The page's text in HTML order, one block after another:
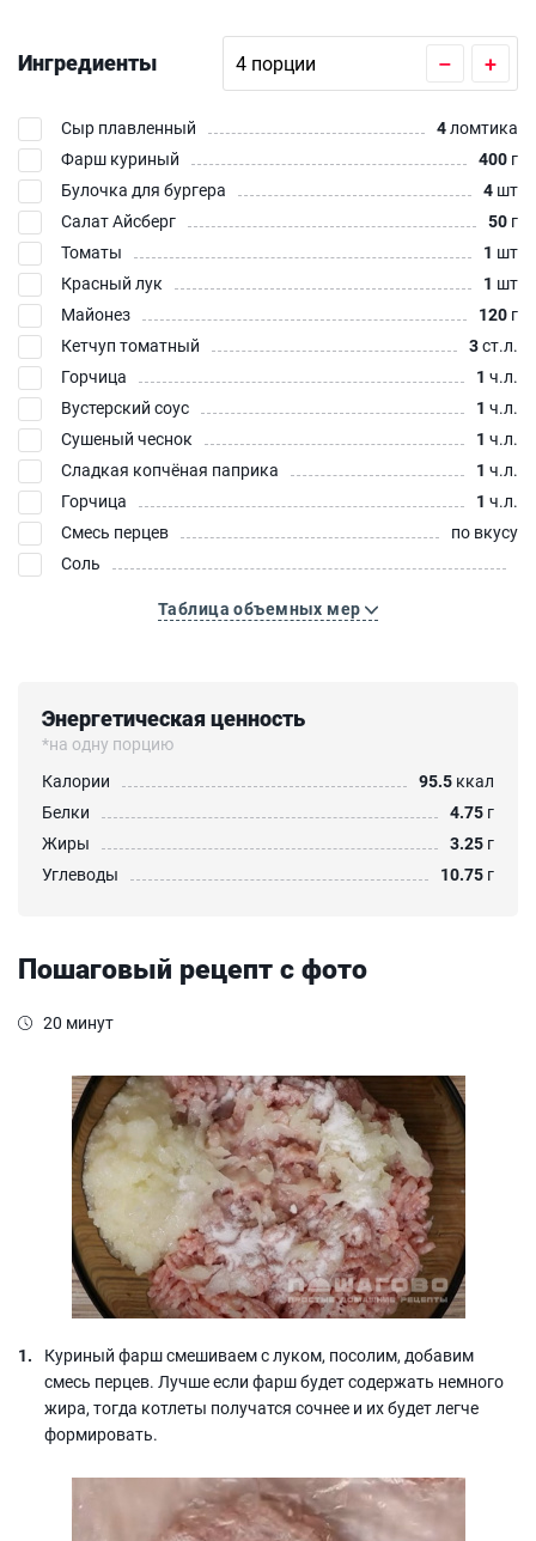
Ингредиенты – +
Сыр плавленный 4ломтика
Фарш куриный
400 г
Булочка для бургера
4 шт
Салат Айсберг
50 г
Томаты
1 шт
Красный лук
1 шт
Майонез
120 г
Кетчуп томатный
3ст.л.
Горчица
1 ч.л.
Вустерский соус
1 ч.л.
Сушеный чеснок
1 ч.л.
Сладкая копчёная паприка
1 ч.л.
Горчица
1 ч.л.
Смесь перцев
по вкусу
Соль
Таблица объемных мер
Энергетическая ценность
*на одну порцию
Калории
95.5 ккал
Белки
4.75 г
Жиры
3.25 г
Углеводы
10.75 г
Пошаговый рецепт с фото
20 минут
Куриный фарш смешиваем с луком, посолим, добавим
смесь перцев. Лучше если фарш будет содержать немного
жира, тогда котлеты получатся сочнее и их будет легче
формировать.